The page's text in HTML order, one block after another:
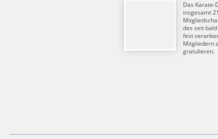
Das Karate-
insgesamt
des seit
fest
Mitgliedern
gratulieren.